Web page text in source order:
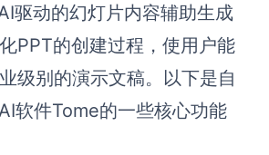
驱动的幻灯片内容辅助生成
PPT的创建过程，使用户能
级别的演示文稿。以下是自
软件Tome的一些核心功能